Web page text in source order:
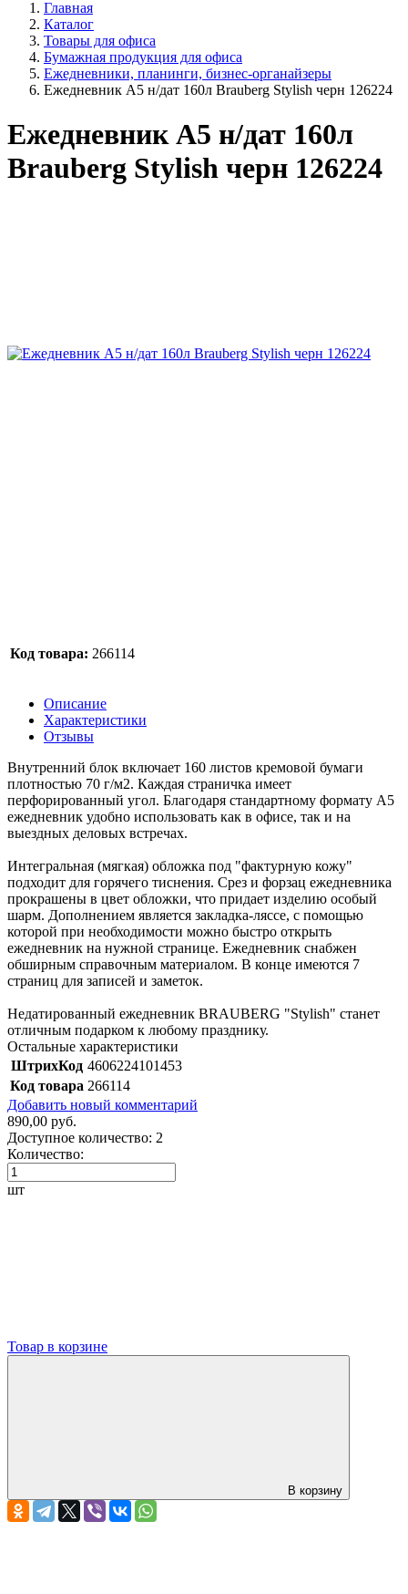
Главная
Каталог
Товары для офиса
Бумажная продукция для офиса
Ежедневники, планинги, бизнес-органайзеры
Ежедневник А5 н/дат 160л Brauberg Stylish черн 126224
Ежедневник А5 н/дат 160л
Brauberg Stylish черн 126224
Код товара: 266114
Описание
Характеристики
Отзывы
Внутренний блок включает 160 листов кремовой бумаги
плотностью 70 г/м2. Каждая страничка имеет
перфорированный угол. Благодаря стандартному формату А5
ежедневник удобно использовать как в офисе, так и на
выездных деловых встречах.
Интегральная (мягкая) обложка под "фактурную кожу"
подходит для горячего тиснения. Срез и форзац ежедневника
прокрашены в цвет обложки, что придает изделию особый
шарм. Дополнением является закладка-ляссе, с помощью
которой при необходимости можно быстро открыть
ежедневник на нужной странице. Ежедневник снабжен
обширным справочным материалом. В конце имеются 7
страниц для записей и заметок.
Недатированный ежедневник BRAUBERG "Stylish" станет
отличным подарком к любому празднику.
Остальные характеристики
ШтрихКод 4606224101453
Код товара 266114
Добавить новый комментарий
890,00 руб.
Доступное количество: 2
Количество:
шт
Товар в корзине
В корзину